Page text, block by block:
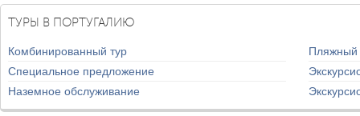
ТУРЫ В ПОРТУГАЛИЮ
Комбинированный тур
Пляжный
Специальное предложение
Наземное обслуживание